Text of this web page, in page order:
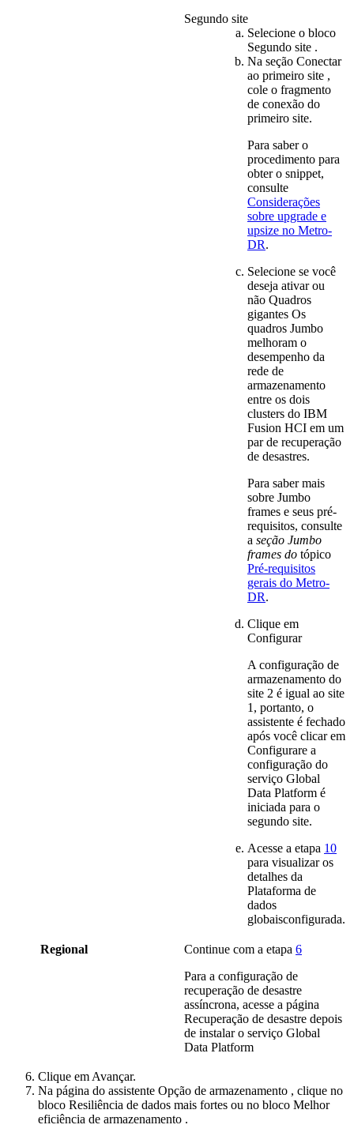
Segundo site
Selecione o bloco
Segundo site .
Na seção Conectar
ao primeiro site ,
cole o fragmento
de conexão do
primeiro site.
Para saber o
procedimento para
obter o snippet,
consulte
Considerações
sobre upgrade e
upsize no Metro-
DR.
Selecione se você
deseja ativar ou
não Quadros
gigantes Os
quadros Jumbo
melhoram o
desempenho da
rede de
armazenamento
entre os dois
clusters do IBM
Fusion HCI em um
par de recuperação
de desastres.
Para saber mais
sobre Jumbo
frames e seus pré-
requisitos, consulte
a seção Jumbo
frames do tópico
Pré-requisitos
gerais do Metro-
DR.
Clique em
Configurar
A configuração de
armazenamento do
site 2 é igual ao site
1, portanto, o
assistente é fechado
após você clicar em
Configurare a
configuração do
serviço Global
Data Platform é
iniciada para o
segundo site.
Acesse a etapa 10
para visualizar os
detalhes da
Plataforma de
dados
globaisconfigurada.
Regional Continue com a etapa 6
Para a configuração de
recuperação de desastre
assíncrona, acesse a página
Recuperação de desastre depois
de instalar o serviço Global
Data Platform
Clique em Avançar.
Na página do assistente Opção de armazenamento , clique no
bloco Resiliência de dados mais fortes ou no bloco Melhor
eficiência de armazenamento .